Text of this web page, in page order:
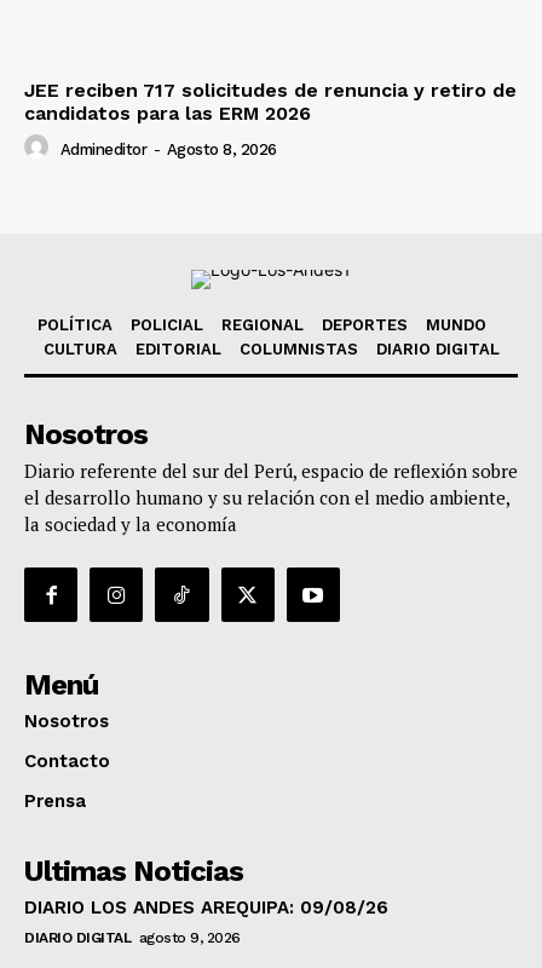
JEE reciben 717 solicitudes de renuncia y retiro de
candidatos para las ERM 2026
Admineditor - Agosto 8, 2026
POLÍTICA POLICIAL REGIONAL DEPORTES
MUNDO
CULTURA
EDITORIAL COLUMNISTAS DIARIO DIGITAL
Nosotros
Diario referente del sur del Perú, espacio de reflexión sobre
el desarrollo humano y su relación con el medio ambiente,
la sociedad y la economía
Menú
Nosotros
Contacto
Prensa
Ultimas Noticias
DIARIO LOS ANDES AREQUIPA: 09/08/26
DIARIO DIGITAL agosto 9, 2026